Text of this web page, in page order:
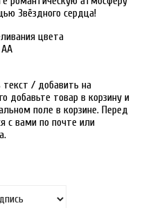
Звёздного сердца!
цвета
АА
/ добавить на
добавьте товар в корзину и
поле в корзине. Перед
с вами по почте или